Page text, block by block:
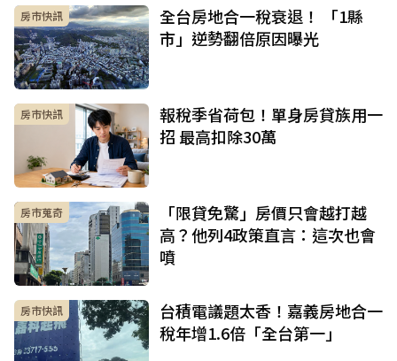
房市快訊
全台房地合一稅衰退！ 「1縣
市」逆勢翻倍原因曝光
房市快訊
報稅季省荷包！單身房貸族用一
招 最高扣除30萬
房市蒐奇
「限貸免驚」房價只會越打越
高？他列4政策直言：這次也會
噴
房市快訊
台積電議題太香！嘉義房地合一
稅年增1.6倍「全台第一」